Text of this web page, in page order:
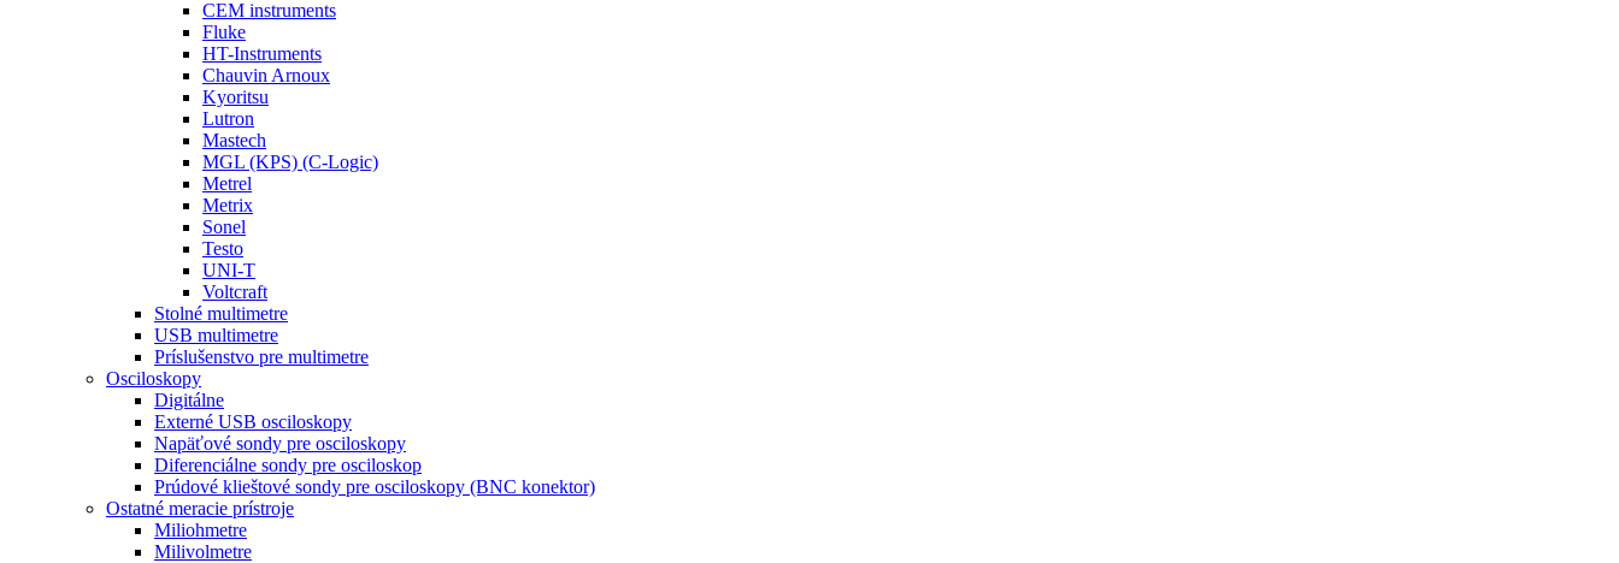
CEM instruments
Fluke
HT-Instruments
Chauvin Arnoux
Kyoritsu
Lutron
Mastech
MGL (KPS) (C-Logic)
Metrel
Metrix
Sonel
Testo
UNI-T
Voltcraft
Stolné multimetre
USB multimetre
Príslušenstvo pre multimetre
Osciloskopy
Digitálne
Externé USB osciloskopy
Napäťové sondy pre osciloskopy
Diferenciálne sondy pre osciloskop
Prúdové klieštové sondy pre osciloskopy (BNC konektor)
Ostatné meracie prístroje
Miliohmetre
Milivolmetre